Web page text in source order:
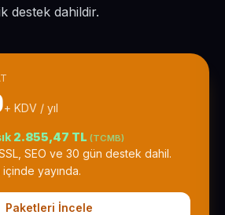
destek dahildir.
+ KDV / yıl
2.855,47 TL (TCMB)
SEO ve 30 gün destek dahil.
yayında.
Paketleri İncele